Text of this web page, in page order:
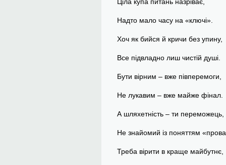
Надто мало часу на «ключі».
Хоч як бийся й кричи без упину,
Все підвладно лиш чистій душі.
Бути вірним – вже півперемоги,
Не лукавим – вже майже фінал.
А шляхетність – ти переможець,
Не знайомий із поняттям
Треба вірити в краще майбутнє,